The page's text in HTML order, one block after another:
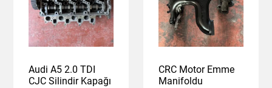
Audi A5 2.0 TDI
CJC Silindir Kapağı
CRC Motor Emme
Manifoldu